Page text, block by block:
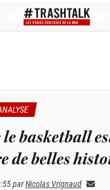
le basketball
de belles
parNicolas Vrignaud